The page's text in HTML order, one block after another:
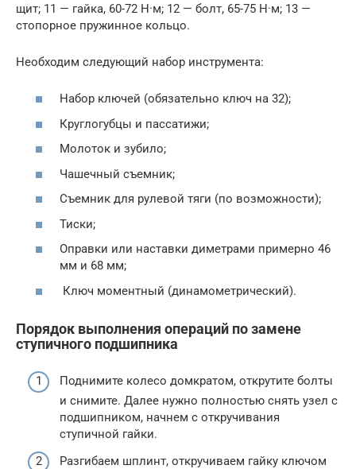
щит; 11 — гайка, 60-72 Н·м; 12 — болт, 65-75 Н·м; 13 —
стопорное пружинное кольцо.
Необходим следующий набор инструмента:
Набор ключей (обязательно ключ на 32);
Круглогубцы и пассатижи;
Молоток и зубило;
Чашечный съемник;
Съемник для рулевой тяги (по возможности);
Тиски;
Оправки или наставки диметрами примерно 46
мм и 68 мм;
Ключ моментный (динамометрический).
Порядок выполнения операций по замене
ступичного подшипника
Поднимите колесо домкратом, открутите болты
и снимите. Далее нужно полностью снять узел с
подшипником, начнем с откручивания
ступичной гайки.
Разгибаем шплинт, откручиваем гайку ключом